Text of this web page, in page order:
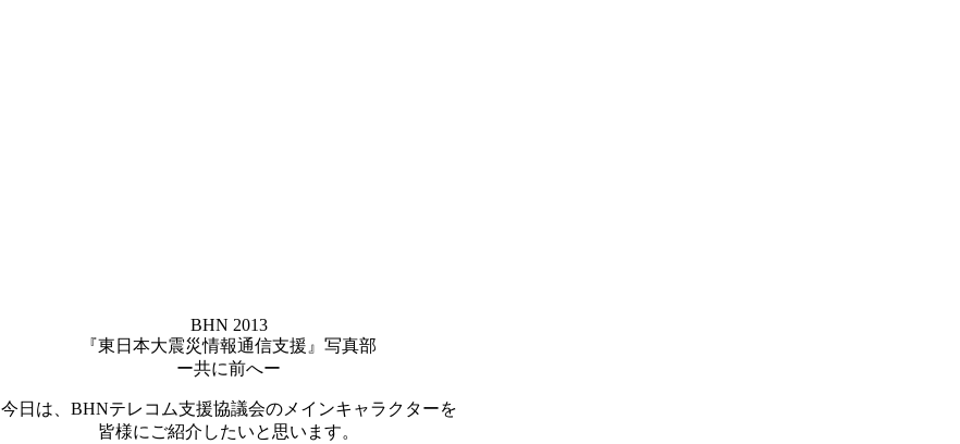
BHN 2013
『東日本大震災情報通信支援』写真部
ー共に前へー
今日は、BHNテレコム支援協議会のメインキャラクターを
皆様にご紹介したいと思います。